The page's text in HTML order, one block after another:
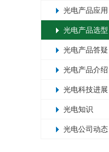
光电产品应用
光电产品选型
光电产品答疑
光电产品介绍
光电科技进展
光电知识
光电公司动态